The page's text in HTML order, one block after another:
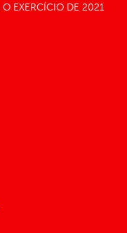
O EXERCÍCIO DE 2021